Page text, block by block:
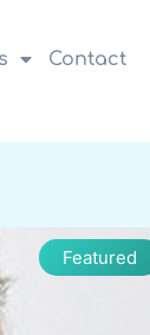
Contact
Featured